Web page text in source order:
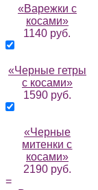
«Варежки с
косами»
1140 руб.
«Черные гетры
с косами»
1590 руб.
«Черные
митенки с
косами»
2190 руб.
=